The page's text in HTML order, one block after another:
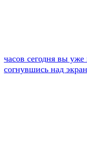
часов сегодня вы
согнувшись над